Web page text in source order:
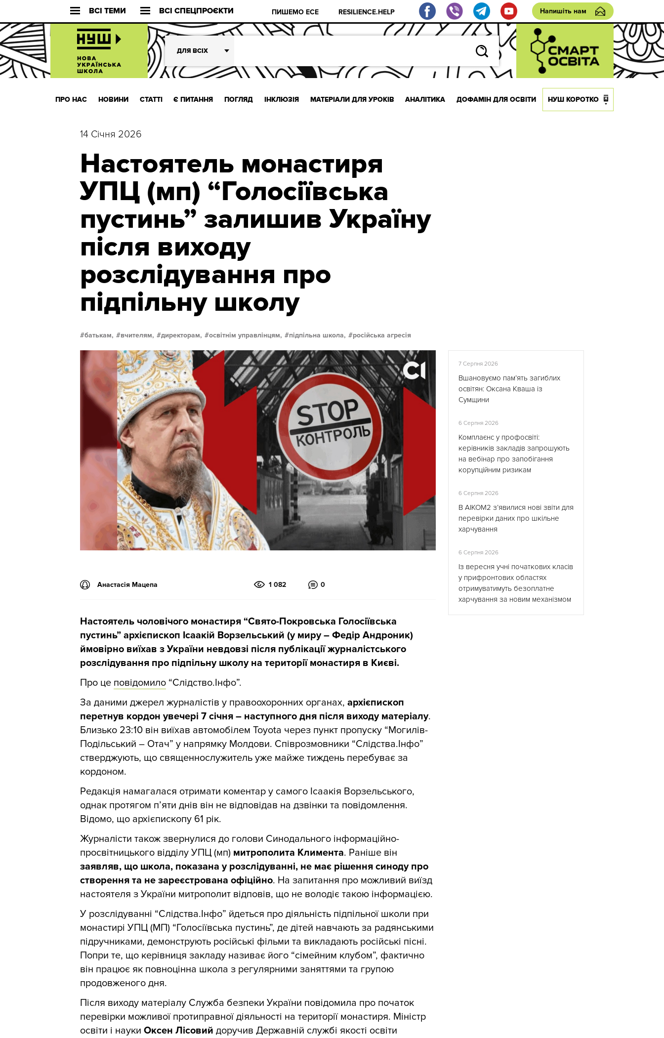
ВСІ ТЕМИ ВСІ СПЕЦПРОЄКТИ ПИШЕМО ЕСЕ RESILIENCE.HELP Напишіть нам
ДЛЯ ВСІХ
ПРО НАС НОВИНИ СТАТТІ Є ПИТАННЯ ПОГЛЯД ІНКЛЮЗІЯ МАТЕРІАЛИ ДЛЯ УРОКІВ АНАЛІТИКА ДОФАМІН ДЛЯ ОСВІТИ НУШ КОРОТКО
14 Січня 2026
Настоятель монастиря
УПЦ (мп) “Голосіївська
пустинь” залишив Україну
після виходу
розслідування про
підпільну школу
батькам, вчителям, директорам, освітнім управлінцям, підпільна школа, російська агресія
Анастасія Мацепа 1 082 0
Настоятель чоловічого монастиря “Свято-Покровська Голосіївська
пустинь” архієпископ Ісаакій Ворзельський (у миру – Федір Андроник)
ймовірно виїхав з України невдовзі після публікації журналістського
розслідування про підпільну школу на території монастиря в Києві.
Про це повідомило “Слідство.Інфо”.
За даними джерел журналістів у правоохоронних органах, архієпископ
перетнув кордон увечері 7 січня – наступного дня після виходу матеріалу.
Близько 23:10 він виїхав автомобілем Toyota через пункт пропуску “Могилів-
Подільський – Отач” у напрямку Молдови. Співрозмовники “Слідства.Інфо”
стверджують, що священнослужитель уже майже тиждень перебуває за
кордоном.
Редакція намагалася отримати коментар у самого Ісаакія Ворзельського,
однак протягом п’яти днів він не відповідав на дзвінки та повідомлення.
Відомо, що архієпископу 61 рік.
Журналісти також звернулися до голови Синодального інформаційно-
просвітницького відділу УПЦ (мп) митрополита Климента. Раніше він
заявляв, що школа, показана у розслідуванні, не має рішення синоду про
створення та не зареєстрована офіційно. На запитання про можливий виїзд
настоятеля з України митрополит відповів, що не володіє такою інформацією.
У розслідуванні “Слідства.Інфо” йдеться про діяльність підпільної школи при
монастирі УПЦ (МП) “Голосіївська пустинь”, де дітей навчають за радянськими
підручниками, демонструють російські фільми та викладають російські пісні.
Попри те, що керівниця закладу називає його “сімейним клубом”, фактично
він працює як повноцінна школа з регулярними заняттями та групою
продовженого дня.
Після виходу матеріалу Служба безпеки України повідомила про початок
перевірки можливої протиправної діяльності на території монастиря. Міністр
освіти і науки Оксен Лісовий доручив Державній службі якості освіти
7 Серпня 2026
Вшановуємо пам’ять загиблих
освітян: Оксана Кваша із
Сумщини
6 Серпня 2026
Комплаєнс у профосвіті:
керівників закладів запрошують
на вебінар про запобігання
корупційним ризикам
6 Серпня 2026
В АІКОМ2 з’явилися нові звіти для
перевірки даних про шкільне
харчування
6 Серпня 2026
Із вересня учні початкових класів
у прифронтових областях
отримуватимуть безоплатне
харчування за новим механізмом